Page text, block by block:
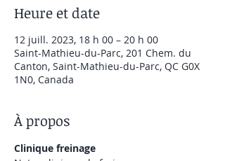
Heure et date
12 juill. 2023, 18 h 00 – 20 h 00
Saint-Mathieu-du-Parc, 201 Chem. du
Canton, Saint-Mathieu-du-Parc, QC G0X
1N0, Canada
À propos
Clinique freinage